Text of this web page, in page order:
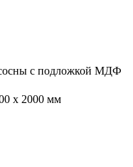
с подложкой МДФ
x 2000 мм